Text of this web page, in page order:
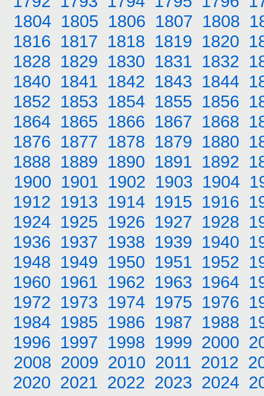
1804 1805 1806 1807 1808
1816 1817 1818 1819 1820
1828 1829 1830 1831 1832
1840 1841 1842 1843 1844
1852 1853 1854 1855 1856
1864 1865 1866 1867 1868
1876 1877 1878 1879 1880
1888 1889 1890 1891 1892
1900 1901 1902 1903 1904
1912 1913 1914 1915 1916
1924 1925 1926 1927 1928
1936 1937 1938 1939 1940
1948 1949 1950 1951 1952
1960 1961 1962 1963 1964
1972 1973 1974 1975 1976
1984 1985 1986 1987 1988
1996 1997 1998 1999 2000
2008 2009 2010 2011 2012
2020 2021 2022 2023 2024